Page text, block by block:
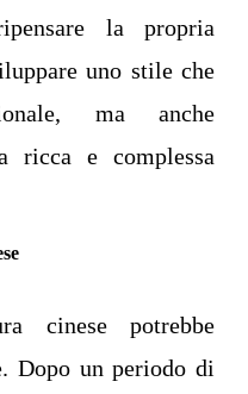
la propria
uno stile che
ma anche
ricca e complessa
cinese potrebbe
Dopo un periodo di